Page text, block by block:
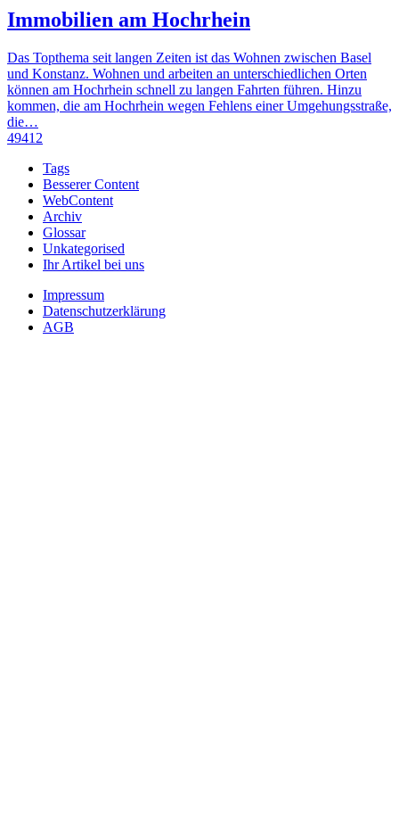
Immobilien am Hochrhein
Das Topthema seit langen Zeiten ist das Wohnen zwischen Basel
und Konstanz. Wohnen und arbeiten an unterschiedlichen Orten
können am Hochrhein schnell zu langen Fahrten führen. Hinzu
kommen, die am Hochrhein wegen Fehlens einer Umgehungsstraße,
die…
49412
Tags
Besserer Content
WebContent
Archiv
Glossar
Unkategorised
Ihr Artikel bei uns
Impressum
Datenschutzerklärung
AGB